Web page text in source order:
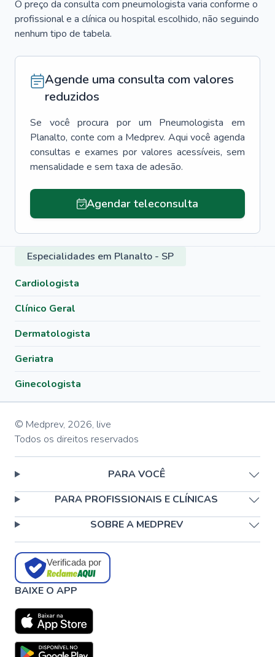
O preço da consulta com pneumologista varia conforme o
profissional e a clínica ou hospital escolhido, não seguindo
nenhum tipo de tabela.
Agende uma consulta com valores
reduzidos
Se você procura por um Pneumologista
em
Planalto, conte com a Medprev. Aqui você agenda
consultas e exames por valores acessíveis, sem
mensalidade e sem taxa de adesão.
Agendar teleconsulta
Especialidades em Planalto - SP
Cardiologista
Clínico Geral
Dermatologista
Geriatra
Ginecologista
© Medprev, 2026, live
Todos os direitos reservados
PARA VOCÊ
PARA PROFISSIONAIS E CLÍNICAS
SOBRE A MEDPREV
Verificada por
BAIXE O APP